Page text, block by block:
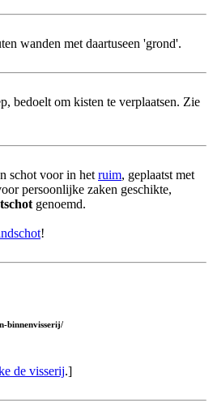
wanden met daartuseen 'grond'.
bedoelt om kisten te verplaatsen. Zie
schot voor in het ruim, geplaatst met
persoonlijke zaken geschikte,
genoemd.
!
binnenvisserij/
de visserij.]